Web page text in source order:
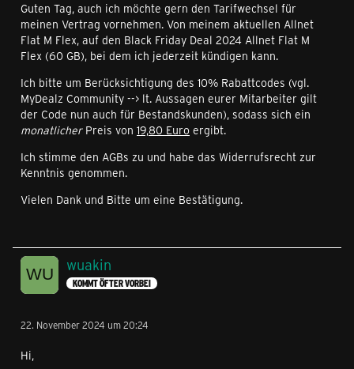
Guten Tag, auch ich möchte gern den Tarifwechsel für
meinen Vertrag vornehmen. Von meinem aktuellen Allnet
Flat M Flex, auf den Black Friday Deal 2024 Allnet Flat M
Flex (60 GB), bei dem ich jederzeit kündigen kann.
Ich bitte um Berücksichtigung des 10% Rabattcodes (vgl.
MyDealz Community --> lt. Aussagen eurer Mitarbeiter gilt
der Code nun auch für Bestandskunden), sodass sich ein
monatlicher Preis von 19,80 Euro ergibt.
Ich stimme den AGBs zu und habe das Widerrufsrecht zur
Kenntnis genommen.
Vielen Dank und Bitte um eine Bestätigung.
wuakin
KOMMT ÖFTER VORBEI
22. November 2024 um 20:24
Hi,